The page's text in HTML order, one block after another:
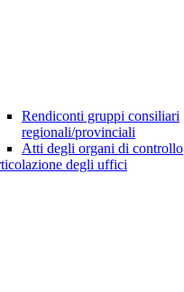
Rendiconti gruppi consiliari
regionali/provinciali
Atti degli organi di controllo
degli uffici